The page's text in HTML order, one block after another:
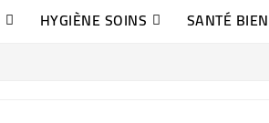
HYGIÈNE SOINS SANTÉ